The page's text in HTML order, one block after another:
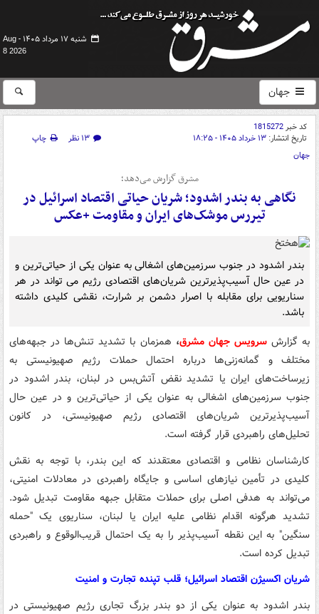
شنبه ۱۷ مرداد ۱۴۰۵ -
Aug
8 2026
جهان
کد خبر1815272
تاریخ انتشار: ۱۳ خرداد ۱۴۰۵ - ۱۸:۲۵ ۱۳ نظر
چاپ
جهان
مشرق گزارش می‌دهد؛
نگاهی به بندر اشدود؛ شریان حیاتی اقتصاد اسرائیل در
تیررس موشک‌های ایران و مقاومت +عکس
بندر اشدود در جنوب سرزمین‌های اشغالی به عنوان یکی از حیاتی‌ترین و
در عین حال آسیب‌پذیرترین شریان‌های اقتصادی رژیم می تواند در هر
سناریویی برای مقابله با اصرار دشمن بر شرارت، نقشی کلیدی داشته
باشد.
به گزارش سرویس جهان مشرق، همزمان با تشدید تنش‌ها در جبهه‌های
مختلف و گمانه‌زنی‌ها درباره احتمال حملات رژیم صهیونیستی به
زیرساخت‌های ایران یا تشدید نقض آتش‌بس در لبنان، بندر اشدود در
جنوب سرزمین‌های اشغالی به عنوان یکی از حیاتی‌ترین و در عین حال
آسیب‌پذیرترین شریان‌های اقتصادی رژیم صهیونیستی، در کانون
تحلیل‌های راهبردی قرار گرفته است.
کارشناسان نظامی و اقتصادی معتقدند که این بندر، با توجه به نقش
کلیدی در تأمین نیازهای اساسی و جایگاه راهبردی در معادلات امنیتی،
می‌تواند به هدفی اصلی برای حملات متقابل جبهه مقاومت تبدیل شود.
تشدید هرگونه اقدام نظامی علیه ایران یا لبنان، سناریوی یک "حمله
سنگین" به این نقطه آسیب‌پذیر را به یک احتمال قریب‌الوقوع و راهبردی
تبدیل کرده است.
شریان اکسیژن اقتصاد اسرائیل؛ قلب تپنده تجارت و امنیت
بندر اشدود به عنوان یکی از دو بندر بزرگ تجاری رژیم صهیونیستی در